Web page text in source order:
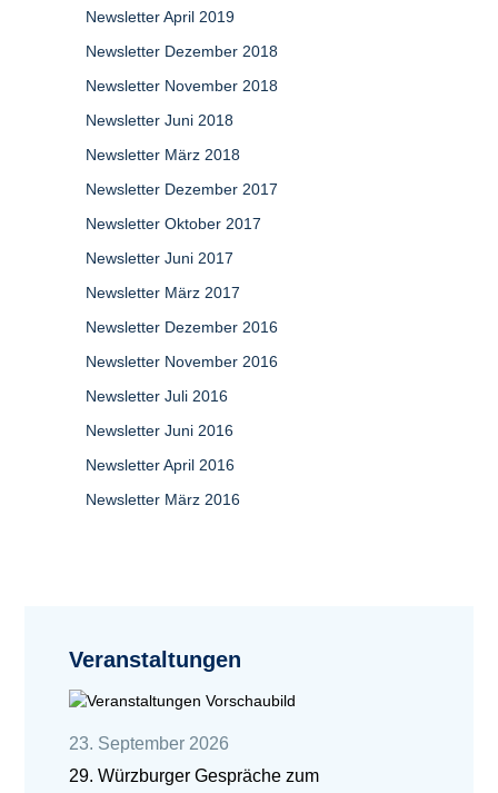
Newsletter April 2019
Newsletter Dezember 2018
Newsletter November 2018
Newsletter Juni 2018
Newsletter März 2018
Newsletter Dezember 2017
Newsletter Oktober 2017
Newsletter Juni 2017
Newsletter März 2017
Newsletter Dezember 2016
Newsletter November 2016
Newsletter Juli 2016
Newsletter Juni 2016
Newsletter April 2016
Newsletter März 2016
Veranstaltungen
23. September 2026
29. Würzburger Gespräche zum